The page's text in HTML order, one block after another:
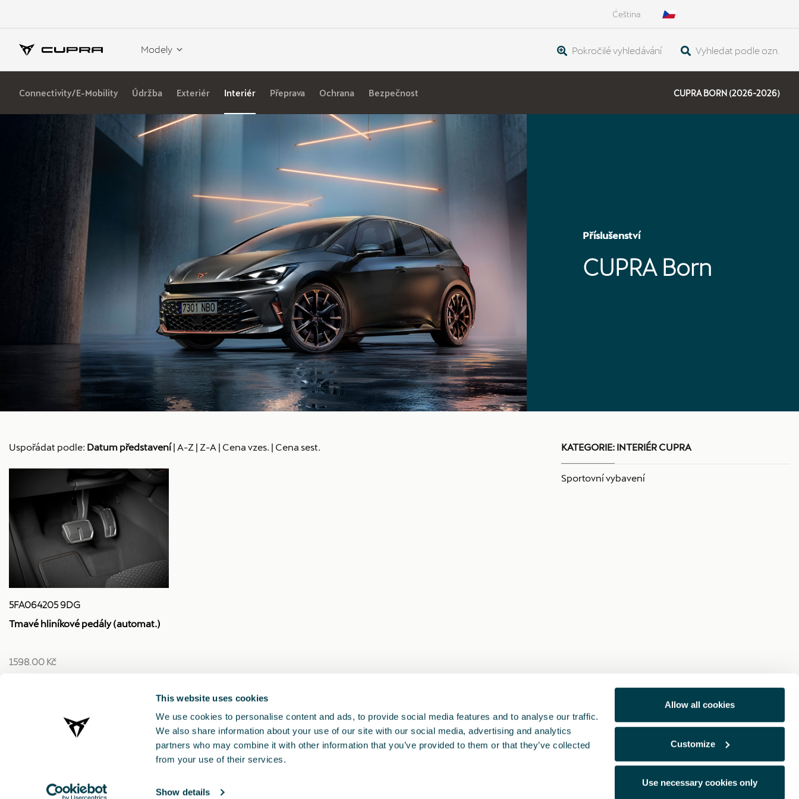
This website uses cookies
We use cookies to personalise content and ads, to provide social media features and to analyse our traffic.
We also share information about your use of our site with our social media, advertising and analytics
partners who may combine it with other information that you’ve provided to them or that they’ve collected
from your use of their services.
Show details
Allow all cookies
Customize
Use necessary cookies only
Čeština
Modely Pokročilé vyhledávání Vyhledat podle ozn.
Connectivity/E-Mobility Údržba Exteriér Interiér Přeprava Ochrana Bezpečnost CUPRA BORN (2026-2026)
Příslušenství
CUPRA Born
Uspořádat podle: Datum představení| A-Z | Z-A | Cena vzes. | Cena sest.
5FA064205 9DG
Tmavé hliníkové pedály (automat.)
1598.00 Kč
KATEGORIE: INTERIÉR CUPRA
Sportovní vybavení